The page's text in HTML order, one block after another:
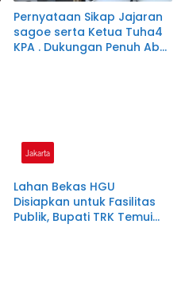
Pernyataan Sikap Jajaran
sagoe serta Ketua Tuha4
KPA . Dukungan Penuh Abu
Jakarta
Lahan Bekas HGU
Disiapkan untuk Fasilitas
Publik, Bupati TRK Temui